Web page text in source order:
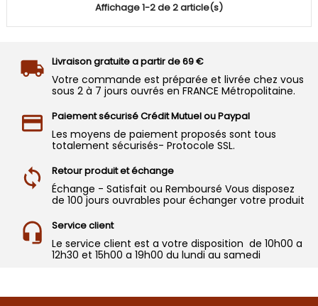
Affichage 1-2 de 2 article(s)
Livraison gratuite a partir de 69 €
Votre commande est préparée et livrée chez vous
sous 2 à 7 jours ouvrés en FRANCE Métropolitaine.
Paiement sécurisé Crédit Mutuel ou Paypal
Les moyens de paiement proposés sont tous
totalement sécurisés- Protocole SSL.
Retour produit et échange
Échange - Satisfait ou Remboursé Vous disposez
de 100 jours ouvrables pour échanger votre produit
Service client
Le service client est a votre disposition de 10h00 a
12h30 et 15h00 a 19h00 du lundi au samedi